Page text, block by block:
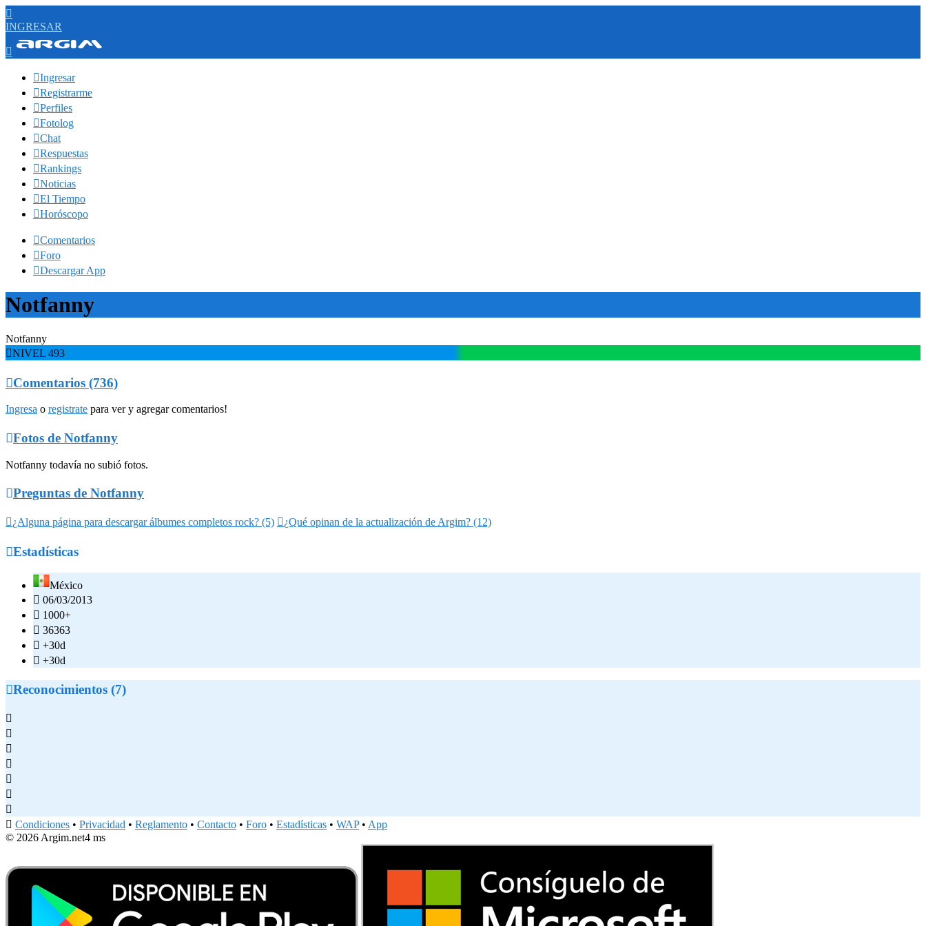

INGRESAR

Ingresar
Registrarme
Perfiles
Fotolog
Chat
Respuestas
Rankings
Noticias
El Tiempo
Horóscopo
Comentarios
Foro
Descargar App
Notfanny
Notfanny
NIVEL 493
Comentarios (736)
Ingresa o registrate para ver y agregar comentarios!
Fotos de Notfanny
Notfanny todavía no subió fotos.
Preguntas de Notfanny
¿Alguna página para descargar álbumes completos rock? (5) ¿Qué opinan de la actualización de Argim? (12)
Estadísticas
México
 06/03/2013
 1000+
 36363
 +30d
 +30d
Reconocimientos (7)







 Condiciones • Privacidad • Reglamento • Contacto • Foro • Estadísticas • WAP• App
© 2026 Argim.net4 ms